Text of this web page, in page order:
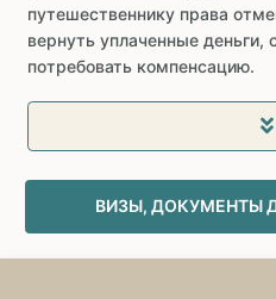
путешественнику права
вернуть уплаченные деньги,
потребовать компенсацию.
ВИЗЫ, ДОКУМЕНТЫ